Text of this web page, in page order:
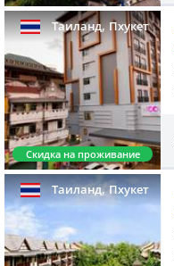
Таиланд,Пхукет
Скидка на проживание
Таиланд,Пхукет